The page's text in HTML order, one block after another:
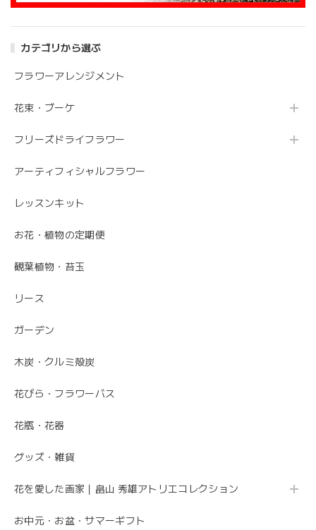
カテゴリから選ぶ
フラワーアレンジメント
花束・ブーケ
フリーズドライフラワー
アーティフィシャルフラワー
レッスンキット
お花・植物の定期便
観葉植物・苔玉
リース
ガーデン
木炭・クルミ殻炭
花びら・フラワーバス
花瓶・花器
グッズ・雑貨
花を愛した画家｜畠山 秀雄アトリエコレクション
お中元・お盆・サマーギフト
アンティークブーケ（カビン付き）
丁寧に梱包されていて、 配送の問題は特にありませんでし
ます。 今後も利用したい信頼のおける花屋さんです。
うれしいお返事ありがとうございました。 スタ
お花をお作りさせて頂きますので よろしくお願
お願いします。 岩岡
の為にこれからも喜ばれるお花を お届けさせて
2020/05/11
先方さんがお洒落なお花だと喜んでくれました。 ありがと